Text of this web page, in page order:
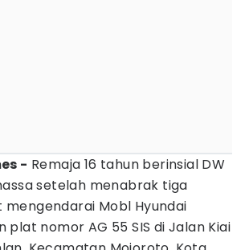
- Remaja 16 tahun berinsial DW
setelah menabrak tiga
Mobl Hyundai
plat nomor AG 55 SIS di Jalan Kiai